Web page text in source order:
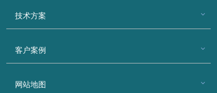
技术方案
客户案例
网站地图